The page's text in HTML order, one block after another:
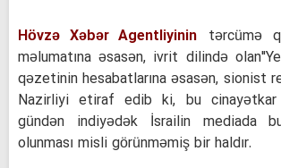
Hövzə Xəbər Agentliyinin tərcümə
məlumatına əsasən, ivrit dilində
qəzetinin hesabatlarına əsasən, sionist
Nazirliyi etiraf edib ki, bu cinayətkar
gündən indiyədək İsrailin mediada
olunması misli görünməmiş bir haldır.